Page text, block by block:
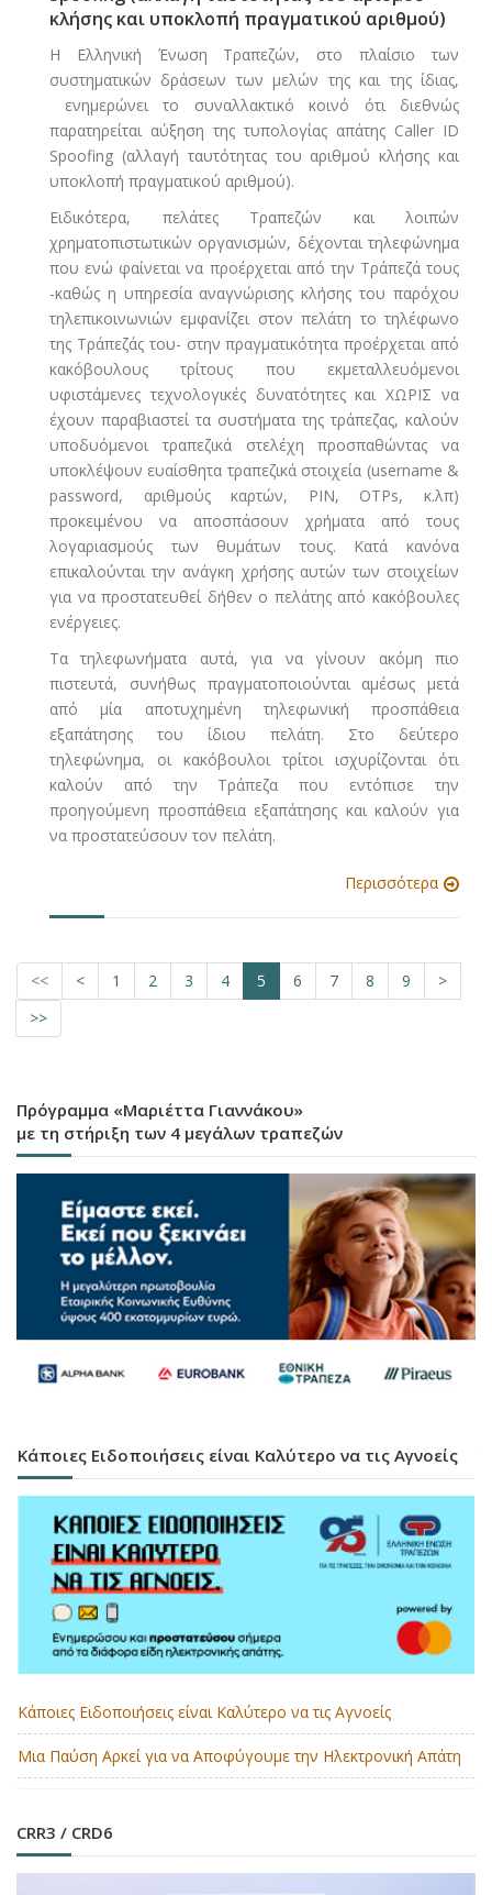
κλήσης και υποκλοπή πραγματικού αριθμού)
Η Ελληνική Ένωση Τραπεζών, στο πλαίσιο των
συστηματικών δράσεων των μελών της και της ίδιας,
ενημερώνει το συναλλακτικό κοινό ότι διεθνώς
παρατηρείται αύξηση της τυπολογίας απάτης Caller ID
Spoofing (αλλαγή ταυτότητας του αριθμού κλήσης και
υποκλοπή πραγματικού αριθμού).
Ειδικότερα, πελάτες Τραπεζών και λοιπών
χρηματοπιστωτικών οργανισμών, δέχονται τηλεφώνημα
που ενώ φαίνεται να προέρχεται από την Τράπεζά τους
-καθώς η υπηρεσία αναγνώρισης κλήσης του παρόχου
τηλεπικοινωνιών εμφανίζει στον πελάτη το τηλέφωνο
της Τράπεζάς του- στην πραγματικότητα προέρχεται από
κακόβουλους τρίτους που εκμεταλλευόμενοι
υφιστάμενες τεχνολογικές δυνατότητες και ΧΩΡΙΣ να
έχουν παραβιαστεί τα συστήματα της τράπεζας, καλούν
υποδυόμενοι τραπεζικά στελέχη προσπαθώντας να
υποκλέψουν ευαίσθητα τραπεζικά στοιχεία (username &
password, αριθμούς καρτών, PIN, OTPs, κ.λπ)
προκειμένου να αποσπάσουν χρήματα από τους
λογαριασμούς των θυμάτων τους. Κατά κανόνα
επικαλούνται την ανάγκη χρήσης αυτών των στοιχείων
για να προστατευθεί δήθεν ο πελάτης από κακόβουλες
ενέργειες.
Τα τηλεφωνήματα αυτά, για να γίνουν ακόμη πιο
πιστευτά, συνήθως πραγματοποιούνται αμέσως μετά
από μία αποτυχημένη τηλεφωνική προσπάθεια
εξαπάτησης του ίδιου πελάτη. Στο δεύτερο
τηλεφώνημα, οι κακόβουλοι τρίτοι ισχυρίζονται ότι
καλούν από την Τράπεζα που εντόπισε την
προηγούμενη προσπάθεια εξαπάτησης και καλούν για
να προστατεύσουν τον πελάτη.
Περισσότερα
<< < 1 2 3 4 5 6 7 8 9
>
>>
Πρόγραμμα «Μαριέττα Γιαννάκου»
με τη στήριξη των 4 μεγάλων τραπεζών
Κάποιες Ειδοποιήσεις είναι Καλύτερο να τις Αγνοείς
Κάποιες Ειδοποιήσεις είναι Καλύτερο να τις Αγνοείς
Μια Παύση Αρκεί για να Αποφύγουμε την Ηλεκτρονική Απάτη
CRR3 / CRD6